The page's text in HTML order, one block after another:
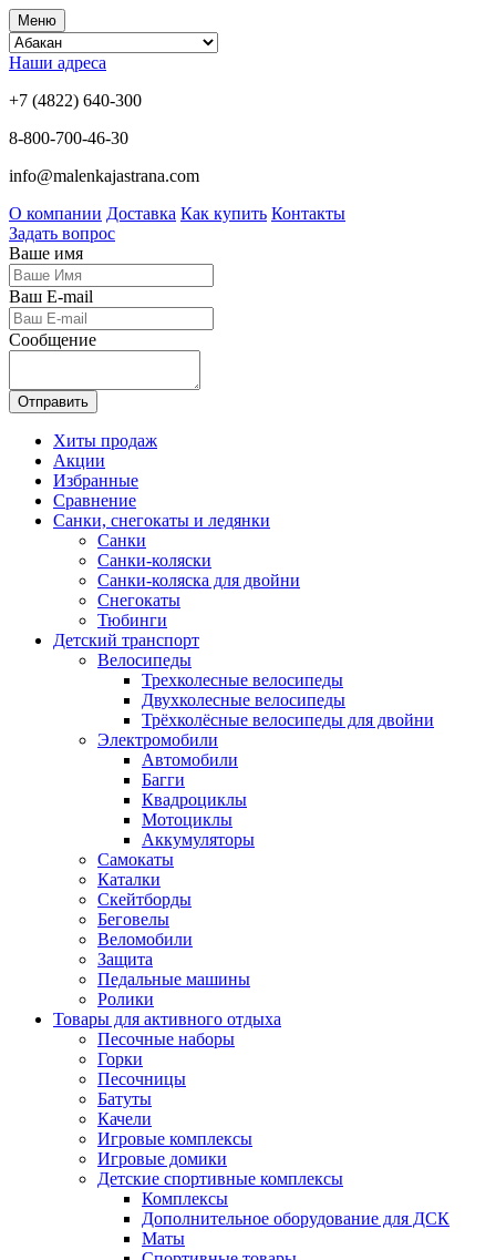
Меню
Наши адреса
+7 (4822) 640-300
8-800-700-46-30
info@malenkajastrana.com
О компании Доставка Как купить Контакты
Задать вопрос
Ваше имя
Ваш E-mail
Сообщение
Отправить
Хиты продаж
Акции
Избранные
Сравнение
Санки, снегокаты и ледянки
Санки
Санки-коляски
Санки-коляска для двойни
Снегокаты
Тюбинги
Детский транспорт
Велосипеды
Трехколесные велосипеды
Двухколесные велосипеды
Трёхколёсные велосипеды для двойни
Электромобили
Автомобили
Багги
Квадроциклы
Мотоциклы
Аккумуляторы
Самокаты
Каталки
Скейтборды
Беговелы
Веломобили
Защита
Педальные машины
Ролики
Товары для активного отдыха
Песочные наборы
Горки
Песочницы
Батуты
Качели
Игровые комплексы
Игровые домики
Детские спортивные комплексы
Комплексы
Дополнительное оборудование для ДСК
Маты